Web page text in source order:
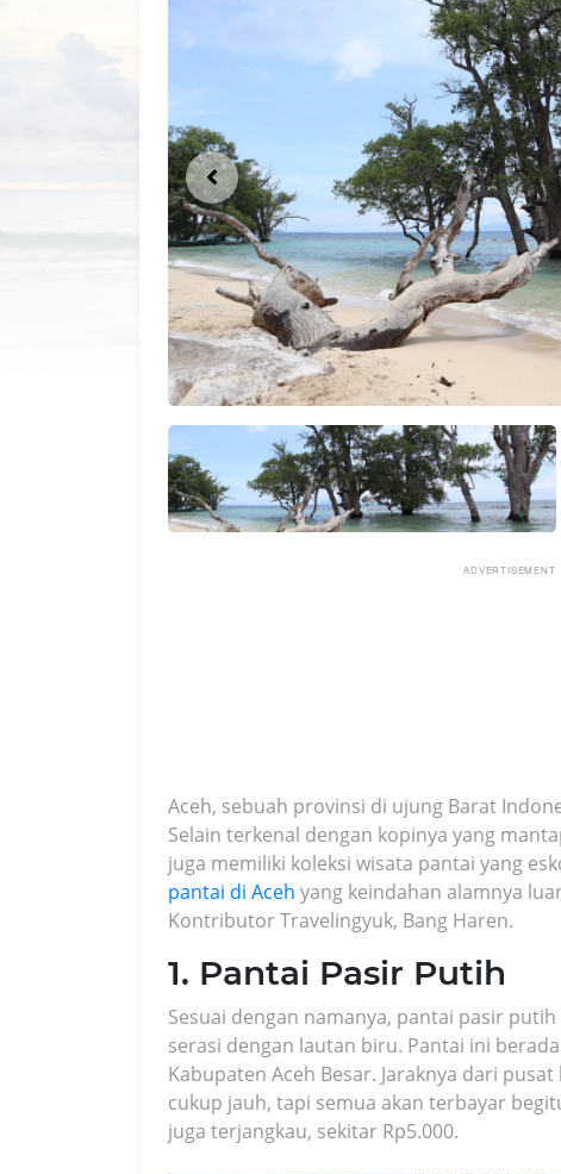
ADVERTISEMENT
Aceh, sebuah provinsi di ujung Barat
Selain terkenal dengan kopinya yang
juga memiliki koleksi wisata pantai yang
pantai di Aceh yang keindahan alamnya
Kontributor Travelingyuk, Bang Haren.
1. Pantai Pasir Putih
Sesuai dengan namanya, pantai pasir
serasi dengan lautan biru. Pantai ini
Kabupaten Aceh Besar. Jaraknya dari
cukup jauh, tapi semua akan terbayar
juga terjangkau, sekitar Rp5.000.